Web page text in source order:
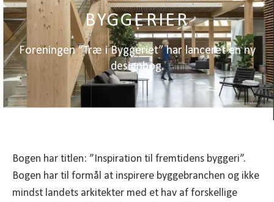
BYGGERIER
Foreningen ”Træ i Byggeriet” har lanceret en ny
designbog.
Bogen har titlen: ”Inspiration til fremtidens byggeri”.
Bogen har til formål at inspirere byggebranchen og ikke
mindst landets arkitekter med et hav af forskellige